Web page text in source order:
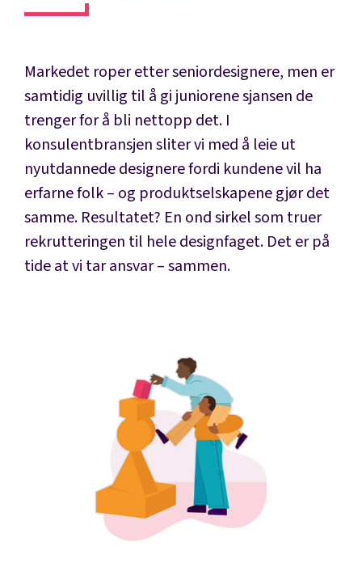
Markedet roper etter seniordesignere, men er
samtidig uvillig til å gi juniorene sjansen de
trenger for å bli nettopp det. I
konsulentbransjen sliter vi med å leie ut
nyutdannede designere fordi kundene vil ha
erfarne folk – og produktselskapene gjør det
samme. Resultatet? En ond sirkel som truer
rekrutteringen til hele designfaget. Det er på
tide at vi tar ansvar – sammen.